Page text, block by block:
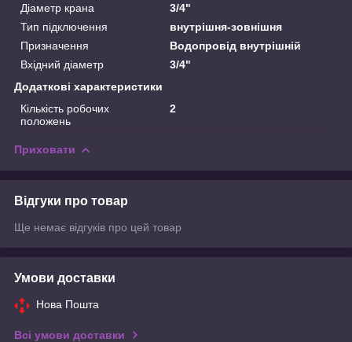
Діаметр крана
3/4"
Тип підключення
внутрішня-зовнішня
Призначення
Водопровід внутрішній
Вхідний діаметр
3/4"
Додаткові характеристики
Кількість робочих
положень
2
Приховати
Відгуки про товар
Ще немає відгуків про цей товар
Умови доставки
Нова Пошта
Всі умови доставки